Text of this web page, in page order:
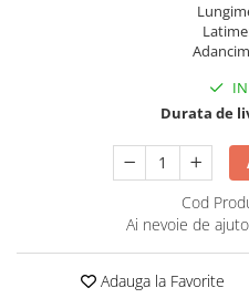
Durata de
Cod
Ai nevoie de
Adauga la Favorite